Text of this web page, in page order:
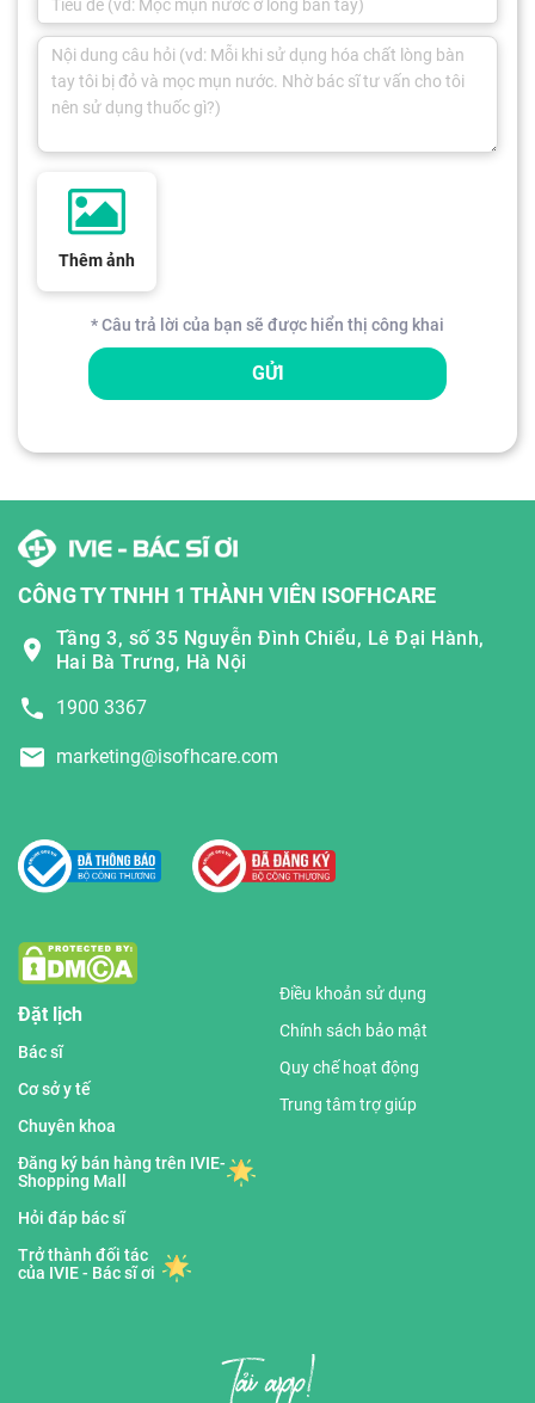
Thêm ảnh
* Câu trả lời của bạn sẽ được hiển thị công khai
GỬI
CÔNG TY TNHH 1 THÀNH VIÊN ISOFHCARE
Tầng 3, số 35 Nguyễn Đình Chiểu, Lê Đại Hành,
Hai Bà Trưng, Hà Nội
1900 3367
marketing@isofhcare.com
Đặt lịch
Bác sĩ
Cơ sở y tế
Chuyên khoa
Đăng ký bán hàng trên IVIE-
Shopping Mall
Hỏi đáp bác sĩ
Trở thành đối tác
của IVIE - Bác sĩ ơi
Điều khoản sử dụng
Chính sách bảo mật
Quy chế hoạt động
Trung tâm trợ giúp